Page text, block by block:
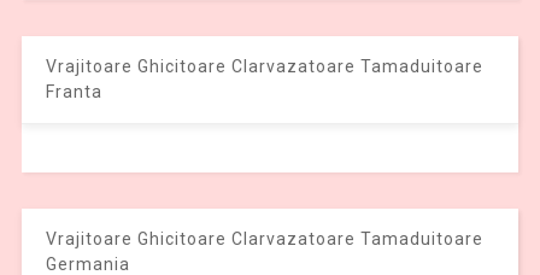
Vrajitoare Ghicitoare Clarvazatoare Tamaduitoare
Franta
Vrajitoare Ghicitoare Clarvazatoare Tamaduitoare
Germania